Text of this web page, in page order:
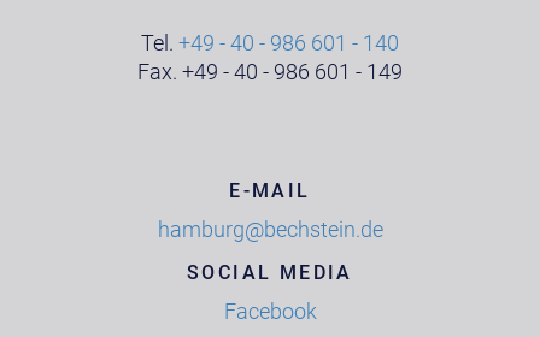
Tel. +49 - 40 - 986 601 - 140
Fax. +49 - 40 - 986 601 - 149
E-MAIL
hamburg@bechstein.de
SOCIAL MEDIA
Facebook